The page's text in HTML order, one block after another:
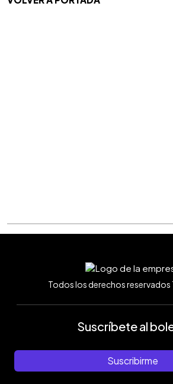
Todos los derechos
Suscríbete al
Suscribirme